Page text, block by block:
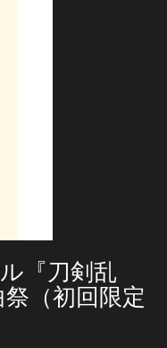
『刀剣乱
（初回限定